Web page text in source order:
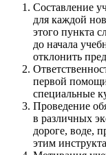
Составление
для каждой
этого пункта
до начала
отклонить
первой помощи
специальные
Проведение
в различных
дороге, воде,
этим